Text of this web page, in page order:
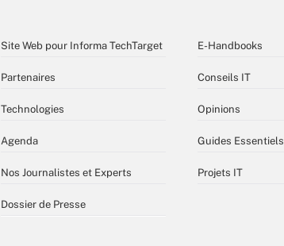
Site Web pour Informa TechTarget
Partenaires
Technologies
Agenda
Nos Journalistes et Experts
Dossier de Presse
E-Handbooks
Conseils IT
Opinions
Guides Essentiels
Projets IT